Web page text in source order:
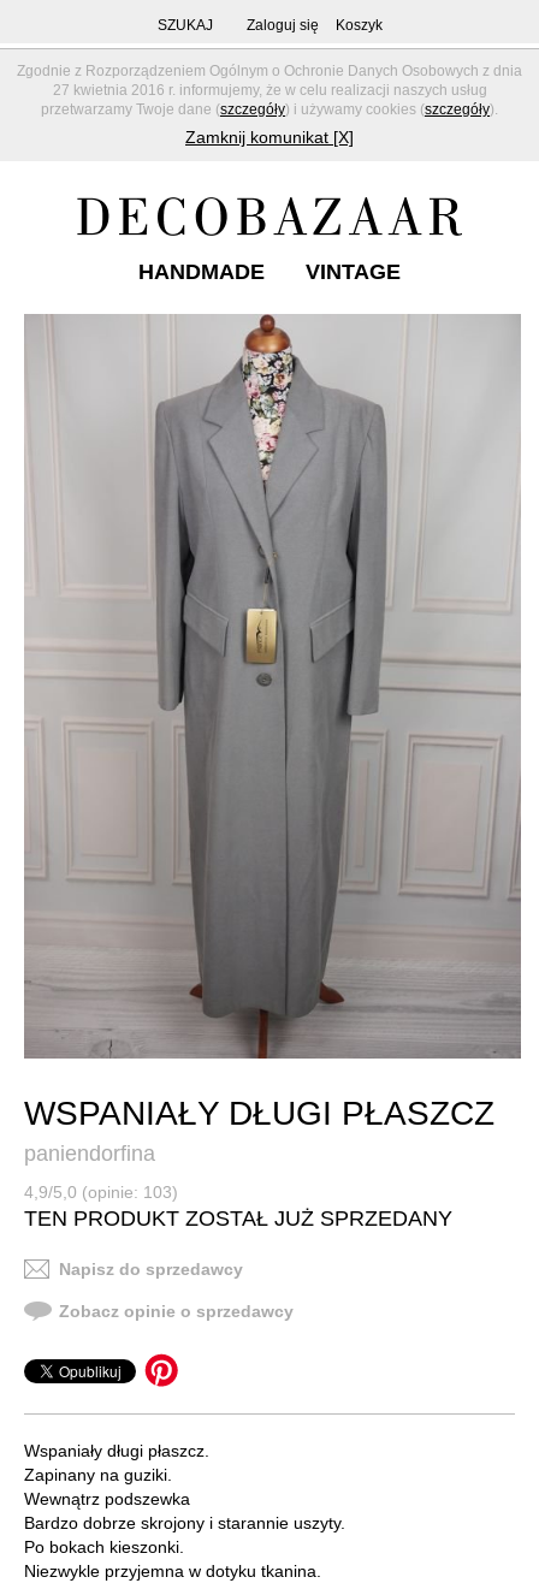
Zgodnie z Rozporządzeniem Ogólnym o Ochronie Danych Osobowych z dnia
27 kwietnia 2016 r. informujemy, że w celu realizacji naszych usług
przetwarzamy Twoje dane (szczegóły) i używamy cookies (szczegóły).
Zamknij komunikat [X]
SZUKAJ Zaloguj się Koszyk
HANDMADE VINTAGE
WSPANIAŁY DŁUGI PŁASZCZ
paniendorfina
4,9/5,0 (opinie: 103)
TEN PRODUKT ZOSTAŁ JUŻ SPRZEDANY
Napisz do sprzedawcy
Zobacz opinie o sprzedawcy
Wspaniały długi płaszcz.
Zapinany na guziki.
Wewnątrz podszewka
Bardzo dobrze skrojony i starannie uszyty.
Po bokach kieszonki.
Niezwykle przyjemna w dotyku tkanina.